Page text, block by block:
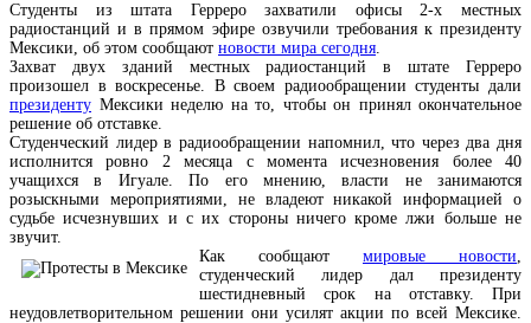
Студенты из штата Герреро захватили офисы 2-х местных
радиостанций и в прямом эфире озвучили требования к президенту
Мексики, об этом сообщают новости мира сегодня.
Захват двух зданий местных радиостанций в штате Герреро
произошел в воскресенье. В своем радиообращении студенты дали
президенту Мексики неделю на то, чтобы он принял окончательное
решение об отставке.
Студенческий лидер в радиообращении напомнил, что через два дня
исполнится ровно 2 месяца с момента исчезновения более 40
учащихся в Игуале. По его мнению, власти не занимаются
розыскными мероприятиями, не владеют никакой информацией о
судьбе исчезнувших и с их стороны ничего кроме лжи больше не
звучит.
Как сообщают мировые новости,
студенческий лидер дал президенту
шестидневный срок на отставку. При
неудовлетворительном решении они усилят акции по всей Мексике.